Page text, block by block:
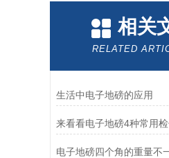
相关
RELATED
生活中电子地磅的应用
来看看电子地磅4种常用检
电子地磅四个角的重量不